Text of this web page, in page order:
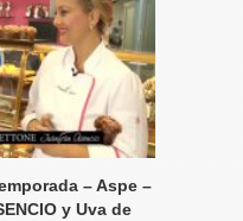
– Aspe –
y Uva de